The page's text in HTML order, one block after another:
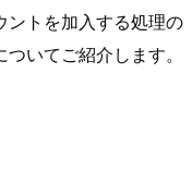
ントを加入する処理の
いてご紹介します。